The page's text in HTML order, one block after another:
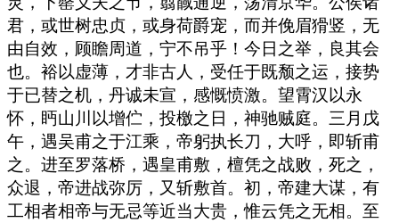
君，或世树忠贞，或身荷爵宠，而并俛眉猾竖，无
由自效，顾瞻周道，宁不吊乎！今日之举，良其会
也。裕以虚薄，才非古人，受任于既颓之运，接势
于已替之机，丹诚未宣，感慨愤激。望霄汉以永
怀，眄山川以增伫，投檄之日，神驰贼庭。三月戊
午，遇吴甫之于江乘，帝躬执长刀，大呼，即斩甫
之。进至罗落桥，遇皇甫敷，檀凭之战败，死之，
众退，帝进战弥厉，又斩敷首。初，帝建大谋，有
工相者相帝与无忌等近当大贵，惟云凭之无相。至